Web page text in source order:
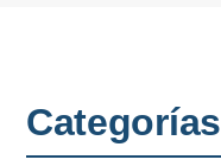
Categorías